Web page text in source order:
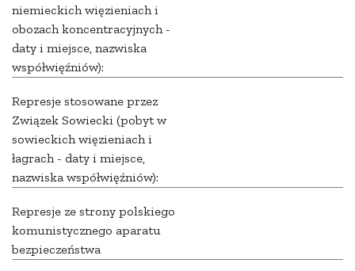
niemieckich więzieniach i
obozach koncentracyjnych -
daty i miejsce, nazwiska
współwięźniów):
Represje stosowane przez
Związek Sowiecki (pobyt w
sowieckich więzieniach i
łagrach - daty i miejsce,
nazwiska współwięźniów):
Represje ze strony polskiego
komunistycznego aparatu
bezpieczeństwa